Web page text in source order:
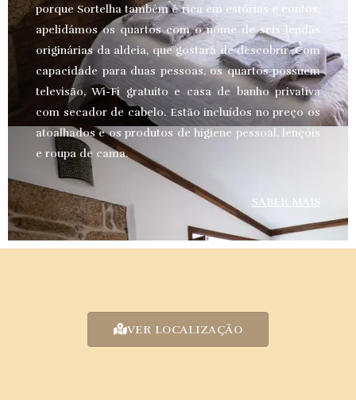
porque Sortelha também é rica em estórias e contos,
apelidámos os quartos com o nome de seis lendas
originárias da aldeia, que gostará de descobrir. Com
capacidade para duas pessoas, os quartos possuem
televisão, Wi-Fi gratuito e casa de banho privativa
com secador de cabelo. Estão incluídos no preço os
atoalhados e os produtos de higiene pessoal, lençóis
e roupa de cama.
SABER MAIS
VER LOCALIZAÇÃO